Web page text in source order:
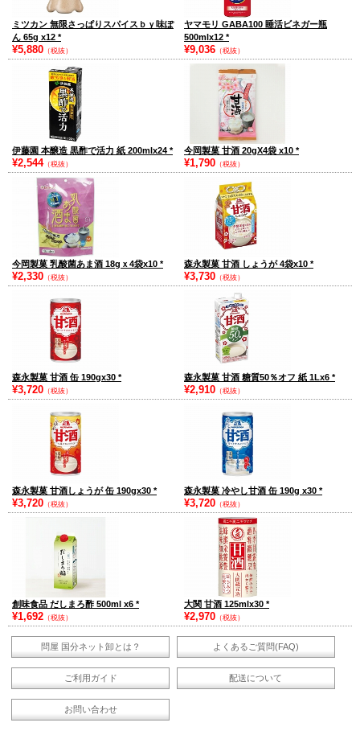
ミツカン 無限さっぱりスパイスｂｙ味ぽ
ん 65g x12 *
¥5,880 （税抜）
ヤマモリ GABA100 睡活ビネガー瓶
500mlx12 *
¥9,036 （税抜）
伊藤園 本醸造 黒酢で活力 紙 200mlx24 *
¥2,544（税抜）
今岡製菓 甘酒 20gX4袋 x10 *
¥1,790 （税抜）
今岡製菓 乳酸菌あま酒 18gｘ4袋x10 *
¥2,330 （税抜）
森永製菓 甘酒 しょうが 4袋x10 *
¥3,730 （税抜）
森永製菓 甘酒 缶 190gx30 *
¥3,720 （税抜）
森永製菓 甘酒 糖質50％オフ 紙 1Lx6 *
¥2,910 （税抜）
森永製菓 甘酒しょうが 缶 190gx30 *
¥3,720 （税抜）
森永製菓 冷やし甘酒 缶 190g x30 *
¥3,720 （税抜）
創味食品 だしまろ酢 500ml x6 *
¥1,692 （税抜）
大関 甘酒 125mlx30 *
¥2,970 （税抜）
問屋 国分ネット卸とは？ よくあるご質問(FAQ)
ご利用ガイド 配送について
お問い合わせ